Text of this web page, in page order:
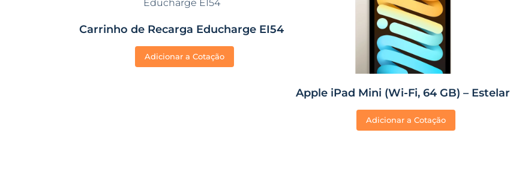
Carrinho de Recarga Educharge EI54
Adicionar a Cotação
Apple iPad Mini (Wi-Fi, 64 GB) – Estelar
Adicionar a Cotação